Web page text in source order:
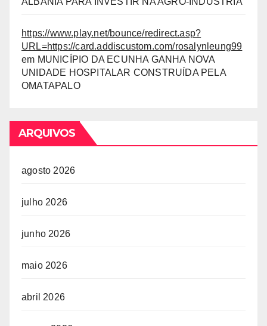
https://www.play.net/bounce/redirect.asp?
URL=https://card.addiscustom.com/rosalynleung99
em MUNICÍPIO DA ECUNHA GANHA NOVA
UNIDADE HOSPITALAR CONSTRUÍDA PELA
OMATAPALO
ARQUIVOS
agosto 2026
julho 2026
junho 2026
maio 2026
abril 2026